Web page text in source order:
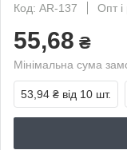
Код: AR-137
Опт і
55,68 ₴
Мінімальна сума
53,94 ₴ від 10 шт.